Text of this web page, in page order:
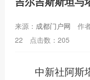
来源： 成都门户网 作
22
点击数： 205
中新社阿斯塔